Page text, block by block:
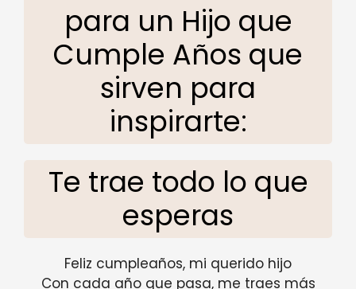
para un Hijo que
Cumple Años que
sirven para
inspirarte:
Te trae todo lo que
esperas
Feliz cumpleaños, mi querido hijo
Con cada año que pasa, me traes más